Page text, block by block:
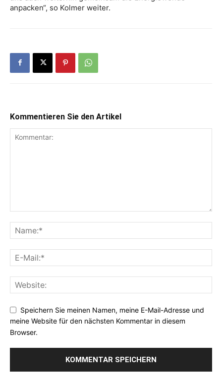
anpacken“, so Kolmer weiter.
Kommentieren Sie den Artikel
Speichern Sie meinen Namen, meine E-Mail-Adresse und
meine Website für den nächsten Kommentar in diesem
Browser.